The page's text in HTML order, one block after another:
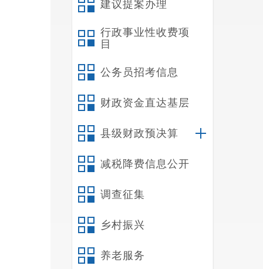
建议提案办理
行政事业性收费项
目
公务员招考信息
财政资金直达基层
县级财政预决算
减税降费信息公开
调查征集
乡村振兴
养老服务